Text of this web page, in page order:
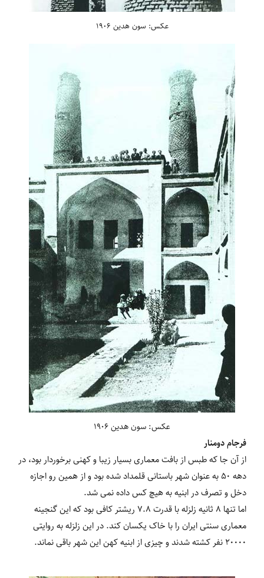
عکس: سون هدین 1906
عکس: سون هدین 1906
فرجام دومنار
از آن جا که طبس از بافت معماری بسیار زیبا و کهنی برخوردار بود، در
دهه 50 به عنوان شهر باستانی قلمداد شده بود و از همین رو اجازه
دخل و تصرف در ابنیه به هیچ کس داده نمی‏ شد.
اما تنها 8 ثانیه زلزله با قدرت 7.8 ریشتر کافی بود که این گنجینه
معماری سنتی ایران را با خاک یکسان کند. در این زلزله به روایتی
20000 نفر کشته شدند و چیزی از ابنیه کهن این شهر باقی نماند.